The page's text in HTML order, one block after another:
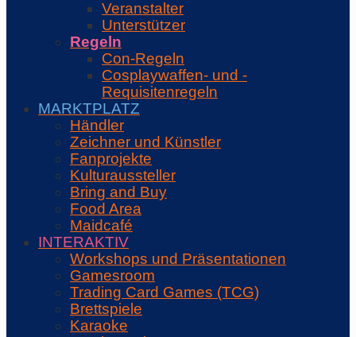
Veranstalter
Unterstützer
Regeln
Con-Regeln
Cosplaywaffen- und -
Requisitenregeln
MARKTPLATZ
Händler
Zeichner und Künstler
Fanprojekte
Kulturaussteller
Bring and Buy
Food Area
Maidcafé
INTERAKTIV
Workshops und Präsentationen
Gamesroom
Trading Card Games (TCG)
Brettspiele
Karaoke